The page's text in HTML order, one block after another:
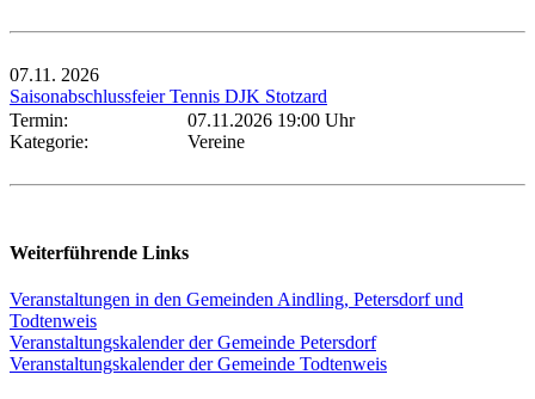
07.11. 2026
Saisonabschlussfeier Tennis DJK Stotzard
Termin:
07.11.2026 19:00 Uhr
Kategorie:
Vereine
Weiterführende Links
Veranstaltungen in den Gemeinden Aindling, Petersdorf und
Todtenweis
Veranstaltungskalender der Gemeinde Petersdorf
Veranstaltungskalender der Gemeinde Todtenweis